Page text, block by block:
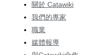
關於 Catawiki
我們的專家
職業
媒體報導